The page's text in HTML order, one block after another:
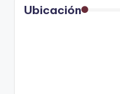
Ubicación